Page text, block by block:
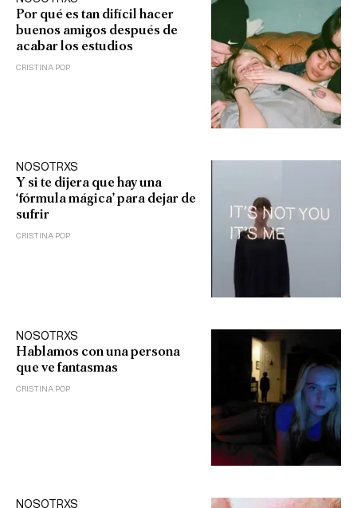
Por qué es tan difícil hacer
buenos amigos después de
acabar los estudios
CRISTINA POP
NOSOTRXS
Y si te dijera que hay una
‘fórmula mágica’ para dejar de
sufrir
CRISTINA POP
NOSOTRXS
Hablamos con una persona
que ve fantasmas
CRISTINA POP
NOSOTRXS